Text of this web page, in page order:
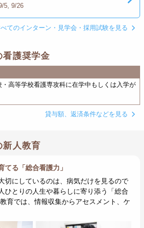
5, 9/26
てのインターン・見学会・採用試験を見る
看護奨学金
高等学校看護専攻科に在学中もしくは入学が
貸与額、返済条件などを見る
新人教育
てる「総合看護力」
切にしているのは、病気だけを見るので
ひとりの人生や暮らしに寄り添う「総合
育では、情報収集からアセスメント、ケ